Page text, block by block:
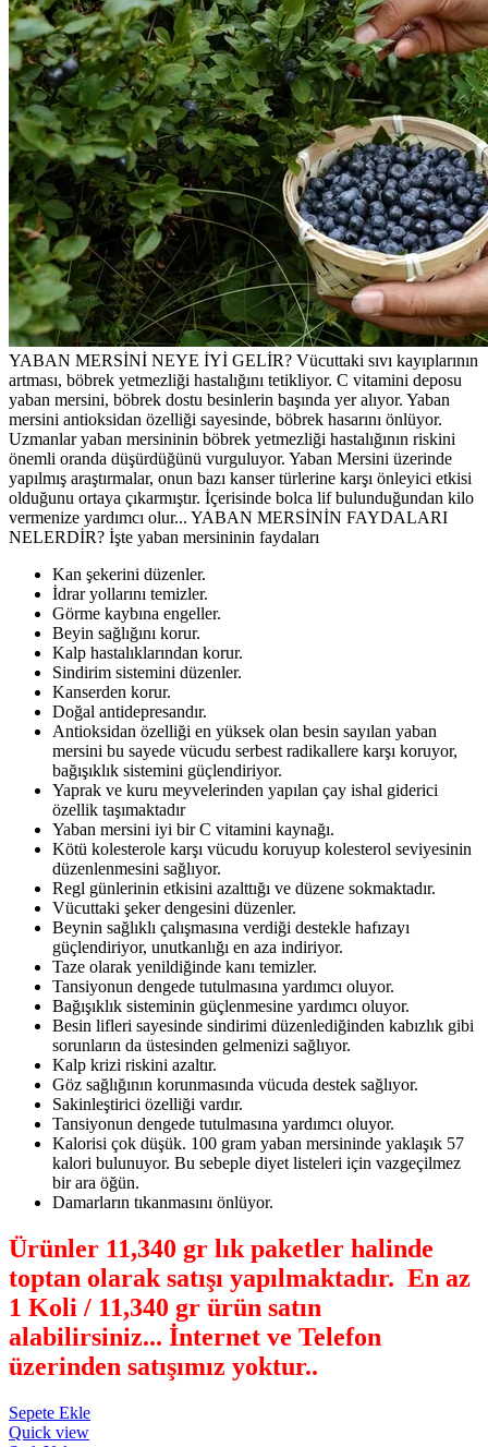
YABAN MERSİNİ NEYE İYİ GELİR? Vücuttaki sıvı kayıplarının
artması, böbrek yetmezliği hastalığını tetikliyor. C vitamini deposu
yaban mersini, böbrek dostu besinlerin başında yer alıyor. Yaban
mersini antioksidan özelliği sayesinde, böbrek hasarını önlüyor.
Uzmanlar yaban mersininin böbrek yetmezliği hastalığının riskini
önemli oranda düşürdüğünü vurguluyor. Yaban Mersini üzerinde
yapılmış araştırmalar, onun bazı kanser türlerine karşı önleyici etkisi
olduğunu ortaya çıkarmıştır. İçerisinde bolca lif bulunduğundan kilo
vermenize yardımcı olur... YABAN MERSİNİN FAYDALARI
NELERDİR? İşte yaban mersininin faydaları
Kan şekerini düzenler.
İdrar yollarını temizler.
Görme kaybına engeller.
Beyin sağlığını korur.
Kalp hastalıklarından korur.
Sindirim sistemini düzenler.
Kanserden korur.
Doğal antidepresandır.
Antioksidan özelliği en yüksek olan besin sayılan yaban
mersini bu sayede vücudu serbest radikallere karşı koruyor,
bağışıklık sistemini güçlendiriyor.
Yaprak ve kuru meyvelerinden yapılan çay ishal giderici
özellik taşımaktadır
Yaban mersini iyi bir C vitamini kaynağı.
Kötü kolesterole karşı vücudu koruyup kolesterol seviyesinin
düzenlenmesini sağlıyor.
Regl günlerinin etkisini azalttığı ve düzene sokmaktadır.
Vücuttaki şeker dengesini düzenler.
Beynin sağlıklı çalışmasına verdiği destekle hafızayı
güçlendiriyor, unutkanlığı en aza indiriyor.
Taze olarak yenildiğinde kanı temizler.
Tansiyonun dengede tutulmasına yardımcı oluyor.
Bağışıklık sisteminin güçlenmesine yardımcı oluyor.
Besin lifleri sayesinde sindirimi düzenlediğinden kabızlık gibi
sorunların da üstesinden gelmenizi sağlıyor.
Kalp krizi riskini azaltır.
Göz sağlığının korunmasında vücuda destek sağlıyor.
Sakinleştirici özelliği vardır.
Tansiyonun dengede tutulmasına yardımcı oluyor.
Kalorisi çok düşük. 100 gram yaban mersininde yaklaşık 57
kalori bulunuyor. Bu sebeple diyet listeleri için vazgeçilmez
bir ara öğün.
Damarların tıkanmasını önlüyor.
Ürünler 11,340 gr lık paketler halinde
toptan olarak satışı yapılmaktadır. En az
1 Koli / 11,340 gr ürün satın
alabilirsiniz... İnternet ve Telefon
üzerinden satışımız yoktur..
Sepete Ekle
Quick view